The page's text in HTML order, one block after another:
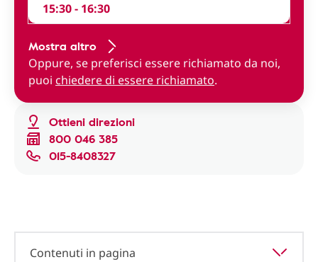
Ottieni direzioni
800 046 385
015-8408327
15:30 - 16:30
Mostra altro
Oppure, se preferisci essere richiamato da noi,
puoi chiedere di essere richiamato.
Contenuti in pagina